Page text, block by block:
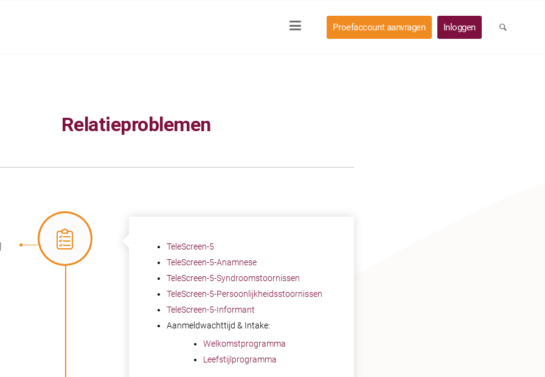
Proefaccount aanvragen Inloggen
Relatieproblemen
TeleScreen-5
TeleScreen-5-Anamnese
TeleScreen-5-Syndroomstoornissen
TeleScreen-5-Persoonlijkheidsstoornissen
TeleScreen-5-Informant
Aanmeldwachttijd & Intake:
Welkomstprogramma
Leefstijlprogramma